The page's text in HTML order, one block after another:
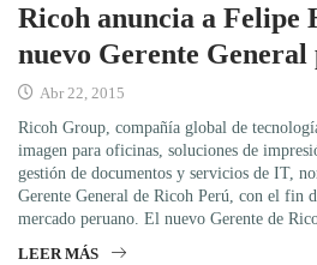
Ricoh anuncia a Felipe
nuevo Gerente General
Abr 22, 2015
Ricoh Group, compañía global de
imagen para oficinas, soluciones de
gestión de documentos y servicios de IT,
Gerente General de Ricoh Perú, con el fin
mercado peruano. El nuevo Gerente de
LEER MÁS